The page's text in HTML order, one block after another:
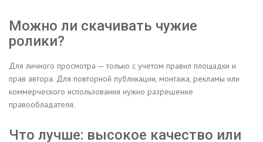
Можно ли скачивать чужие
ролики?
Для личного просмотра — только с учетом правил площадки и
прав автора. Для повторной публикации, монтажа, рекламы или
коммерческого использования нужно разрешение
правообладателя.
Что лучше: высокое качество или